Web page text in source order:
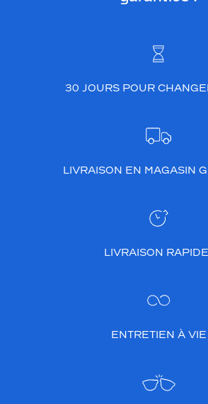
30 JOURS POUR
LIVRAISON EN MAGASIN
LIVRAISON
ENTRETIEN À VIE